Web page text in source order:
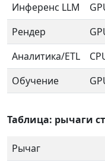
Инференс LLM
Рендер
Аналитика/ETL
Обучение
Таблица: рычаги
Рычаг